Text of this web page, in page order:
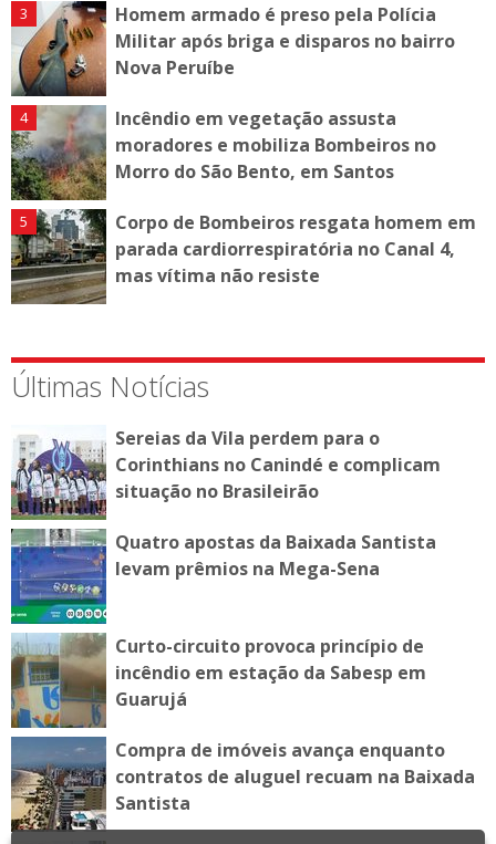
Homem armado é preso pela Polícia
Militar após briga e disparos no bairro
Nova Peruíbe
Incêndio em vegetação assusta
moradores e mobiliza Bombeiros no
Morro do São Bento, em Santos
Corpo de Bombeiros resgata homem em
parada cardiorrespiratória no Canal 4,
mas vítima não resiste
Últimas Notícias
Sereias da Vila perdem para o
Corinthians no Canindé e complicam
situação no Brasileirão
Quatro apostas da Baixada Santista
levam prêmios na Mega-Sena
Curto-circuito provoca princípio de
incêndio em estação da Sabesp em
Guarujá
Compra de imóveis avança enquanto
contratos de aluguel recuam na Baixada
Santista